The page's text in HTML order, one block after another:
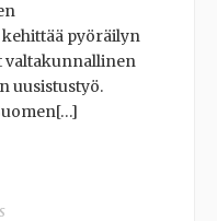
pyöräilyn
valtakunnallinen
uusistustyö.